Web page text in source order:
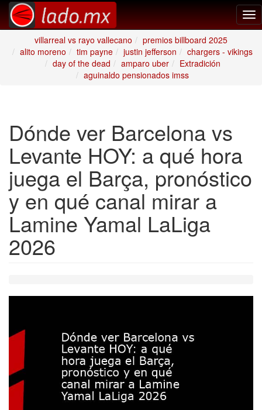
villarreal vs rayo vallecano
premios billboard 2025
alito moreno
tim payne justin jefferson
chargers - vikings
day of the dead
amparo uber
Extradición
aguinaldo pensionados imss
Dónde ver Barcelona vs
Levante HOY: a qué hora
juega el Barça, pronóstico
y en qué canal mirar a
Lamine Yamal LaLiga
2026